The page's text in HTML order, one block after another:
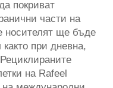
покриват
части на
носителят ще бъде
при дневна,
на Rafeel